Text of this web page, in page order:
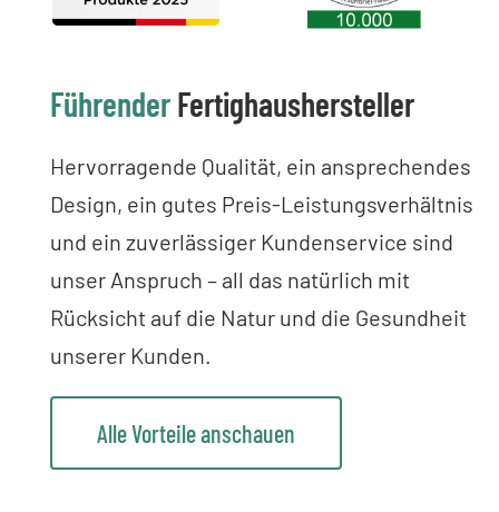
FührenderFertighaushersteller
Hervorragende Qualität, ein ansprechendes
Design, ein gutes Preis-Leistungsverhältnis
und ein zuverlässiger Kundenservice sind
unser Anspruch – all das natürlich mit
Rücksicht auf die Natur und die Gesundheit
unserer Kunden.
Alle Vorteile anschauen